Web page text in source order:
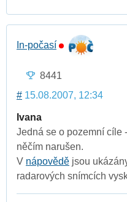
In-počasí
8441
# 15.08.2007, 12:34
Ivana
Jedná se o pozemní cíle
něčím narušen.
V nápovědě jsou
radarových snímcích